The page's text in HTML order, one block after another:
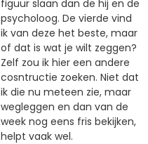
figuur slaan dan de hij en de
psycholoog. De vierde vind
ik van deze het beste, maar
of dat is wat je wilt zeggen?
Zelf zou ik hier een andere
cosntructie zoeken. Niet dat
ik die nu meteen zie, maar
wegleggen en dan van de
week nog eens fris bekijken,
helpt vaak wel.